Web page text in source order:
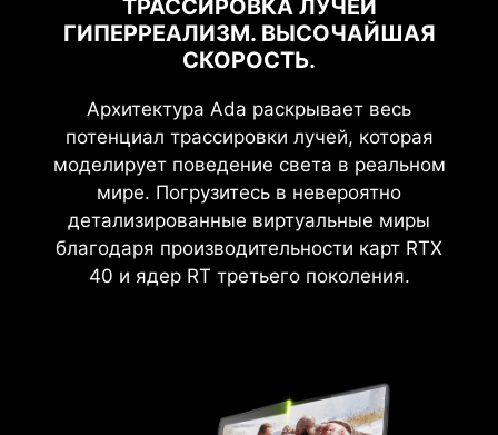
ТРАССИРОВКА ЛУЧЕЙ
ГИПЕРРЕАЛИЗМ. ВЫСОЧАЙШАЯ
СКОРОСТЬ.
Архитектура Ada раскрывает весь
потенциал трассировки лучей, которая
моделирует поведение света в реальном
мире. Погрузитесь в невероятно
детализированные виртуальные миры
благодаря производительности карт RTX
40 и ядер RT третьего поколения.